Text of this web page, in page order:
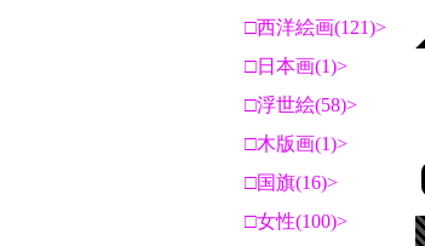
西洋絵画(121)
日本画(1)
浮世絵(58)
木版画(1)
国旗(16)
女性(100)